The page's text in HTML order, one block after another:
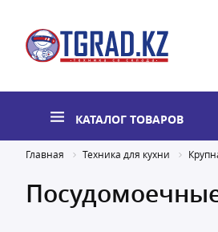
КАТАЛОГ ТОВАРОВ
Главная Техника для кухни